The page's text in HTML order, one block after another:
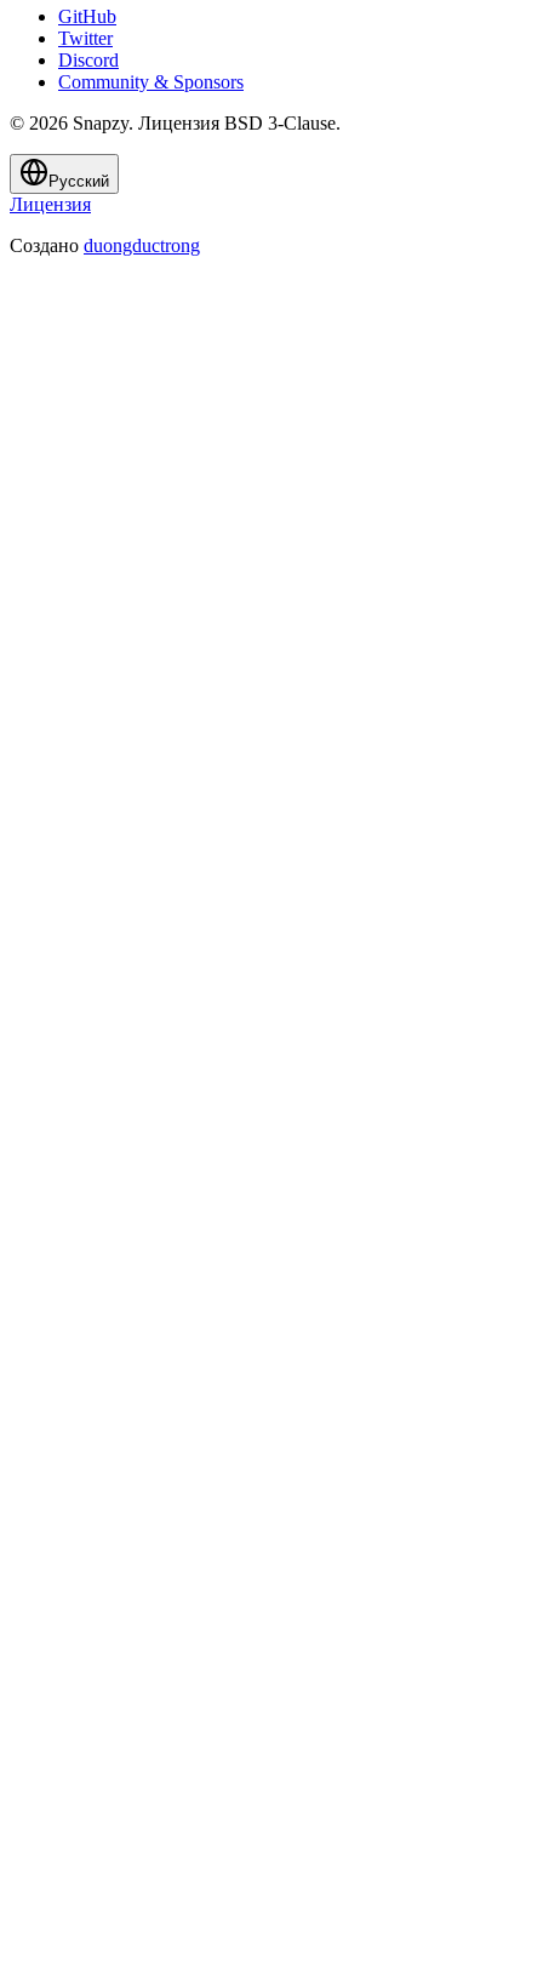
GitHub
Twitter
Discord
Community & Sponsors
© 2026 Snapzy. Лицензия BSD 3-Clause.
Русский
Лицензия
Создано duongductrong